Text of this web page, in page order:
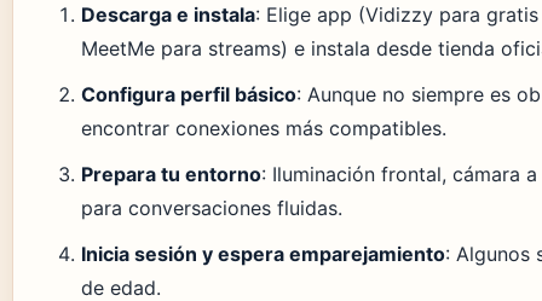
Descarga e instala: Elige app (Vidizzy para
MeetMe para streams) e instala desde tienda
Configura perfil básico: Aunque no siempre es
encontrar conexiones más compatibles.
Prepara tu entorno: Iluminación frontal, cámara
para conversaciones fluidas.
Inicia sesión y espera emparejamiento: Algunos
de edad.